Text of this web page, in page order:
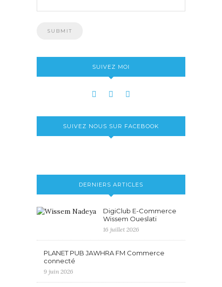
SUIVEZ MOI
SUIVEZ NOUS SUR FACEBOOK
DERNIERS ARTICLES
DigiClub E-Commerce
Wissem Oueslati
16 juillet 2026
PLANET PUB JAWHRA FM Commerce
connecté
9 juin 2026